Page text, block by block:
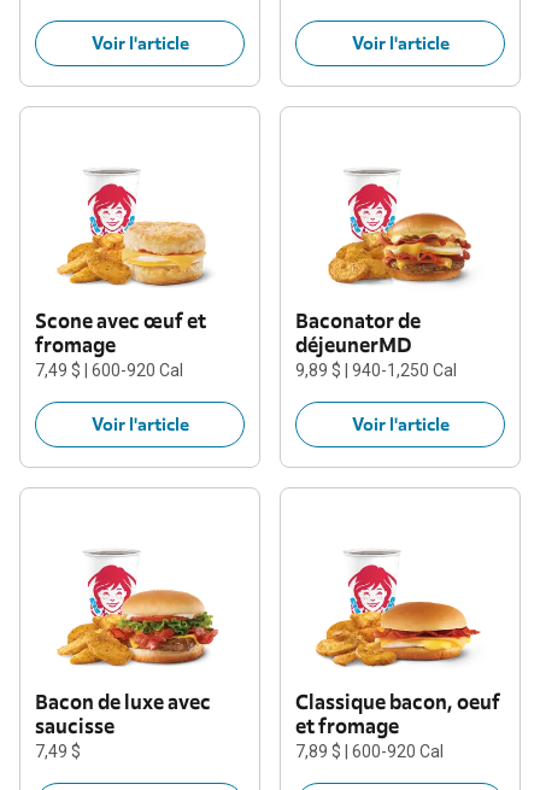
Voir l'article Voir l'article
Scone avec œuf et
fromage
7,49 $ | 600-920 Cal
Voir l'article
Baconator de
déjeunerMD
9,89 $ | 940-1,250 Cal
Voir l'article
Bacon de luxe avec
saucisse
7,49 $
Classique bacon, oeuf
et fromage
7,89 $ | 600-920 Cal